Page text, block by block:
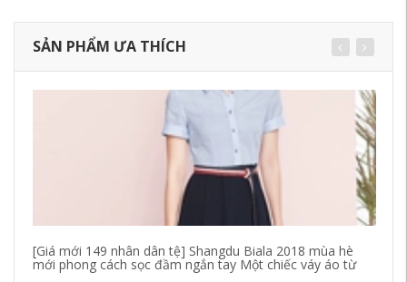
SẢN PHẨM ƯA THÍCH
[Giá mới 149 nhân dân tệ] Shangdu Biala 2018 mùa hè
mới phong cách sọc đầm ngắn tay Một chiếc váy áo từ